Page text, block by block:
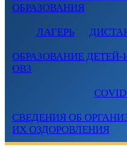
ОБРАЗОВАНИЯ
ЛАГЕРЬ
ОБРАЗОВАНИЕ
ОВЗ
СВЕДЕНИЯ ОБ
ИХ ОЗДОРОВЛЕНИЯ